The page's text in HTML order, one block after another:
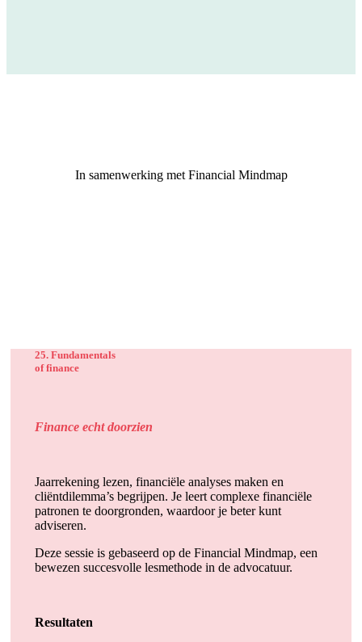
In samenwerking met Financial Mindmap
25. Fundamentals
of finance
Finance echt doorzien
Jaarrekening lezen, financiële analyses maken en
cliëntdilemma’s begrijpen. Je leert complexe financiële
patronen te doorgronden, waardoor je beter kunt
adviseren.
Deze sessie is gebaseerd op de Financial Mindmap, een
bewezen succesvolle lesmethode in de advocatuur.
Resultaten